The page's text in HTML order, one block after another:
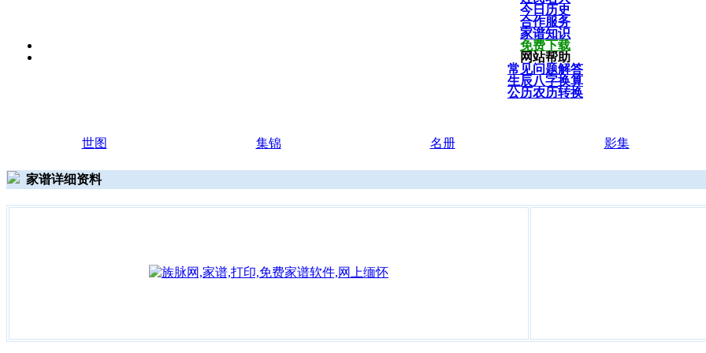
今日历史
合作服务
家谱知识
免费下载
网站帮助
常见问题解答
生辰八字换算
公历农历转换
世图 集锦 名册 影集
家谱详细资料